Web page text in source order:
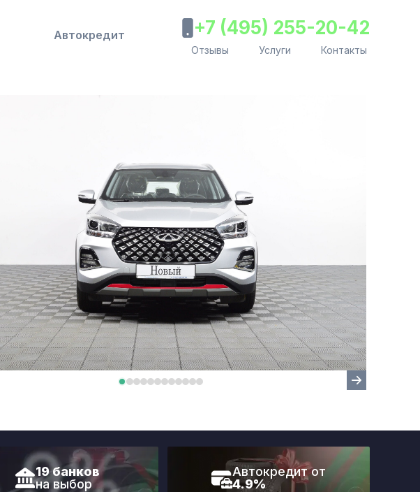
Автокредит +7 (495) 255-20-42
Отзывы Услуги Контакты
19 банков
на выбор
Автокредит от
4.9%